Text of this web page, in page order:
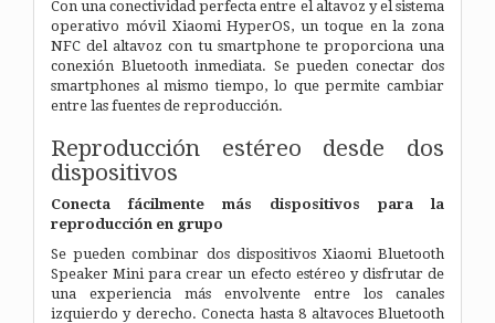
Con una conectividad perfecta entre el altavoz y el sistema
operativo móvil Xiaomi HyperOS, un toque en la zona
NFC del altavoz con tu smartphone te proporciona una
conexión Bluetooth inmediata. Se pueden conectar dos
smartphones al mismo tiempo, lo que permite cambiar
entre las fuentes de reproducción.
Reproducción estéreo desde dos
dispositivos
Conecta fácilmente más dispositivos para la
reproducción en grupo
Se pueden combinar dos dispositivos Xiaomi Bluetooth
Speaker Mini para crear un efecto estéreo y disfrutar de
una experiencia más envolvente entre los canales
izquierdo y derecho. Conecta hasta 8 altavoces Bluetooth